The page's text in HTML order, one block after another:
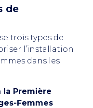
de
trois types de
l’installation
dans les
la Première
Femmes